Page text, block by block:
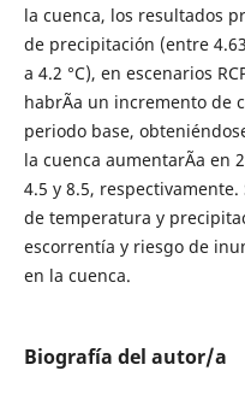
la cuenca, los resultados
de precipitación (entre
a 4.2 °C), en escenarios
habrÃ­a un incremento de
periodo base,
la cuenca aumentarÃ­a en
4.5 y 8.5,
de temperatura y
escorrentía y riesgo de
en la cuenca.
Biografía del autor/a